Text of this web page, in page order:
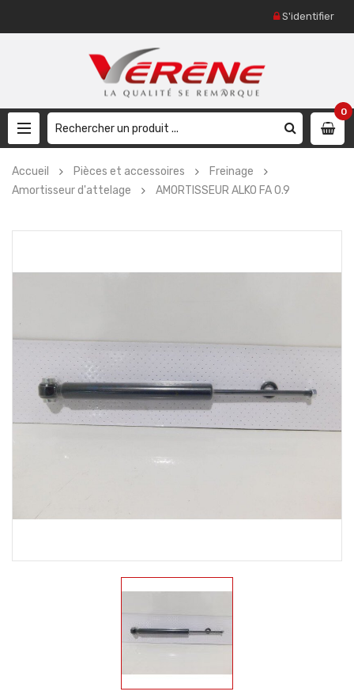
S'identifier
0
Accueil Pièces et accessoires
Freinage
Amortisseur d'attelage
AMORTISSEUR ALKO FA 0.9